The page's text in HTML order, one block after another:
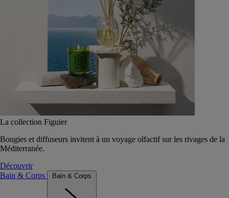
La collection Figuier
Bougies et diffuseurs invitent à un voyage olfactif sur les rivages de la
Méditerranée.
Découvrir
Bain & Corps
Bain & Corps